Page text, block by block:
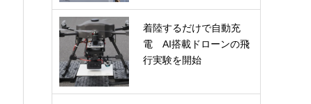
着陸するだけで自動充
電 AI搭載ドローンの飛
行実験を開始